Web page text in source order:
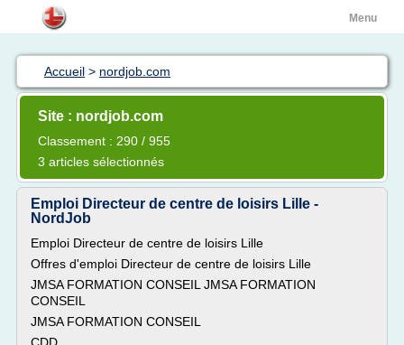
Menu
Accueil > nordjob.com
Site : nordjob.com
Classement : 290 / 955
3 articles sélectionnés
Emploi Directeur de centre de loisirs Lille -
NordJob
Emploi Directeur de centre de loisirs Lille
Offres d'emploi Directeur de centre de loisirs Lille
JMSA FORMATION CONSEIL JMSA FORMATION
CONSEIL
JMSA FORMATION CONSEIL